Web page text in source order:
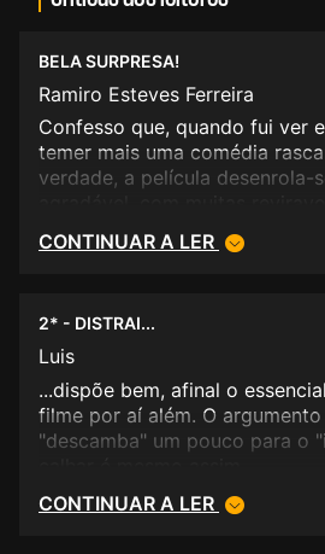
BELA SURPRESA!
Ramiro Esteves Ferreira
Confesso que, quando fui ver
temer mais uma comédia
verdade, a película desenrola-
soltar umas valentes
mesmo tempo uma comédia
CONTINUAR A LER
2* - DISTRAI...
Luis
...dispõe bem, afinal o
filme por aí além. O
"descamba" um pouco para o
CONTINUAR A LER